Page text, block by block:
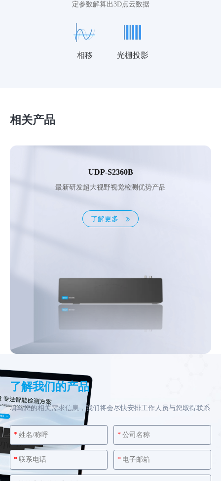
定参数解算出3D点云数据
相移 光栅投影
相关产品
UDP-S2360B
最新研发超大视野视觉检测优势产品
了解更多
了解我们的产品
填写您的相关需求信息，我们将会尽快安排工作人员与您取得联系
* *
* *